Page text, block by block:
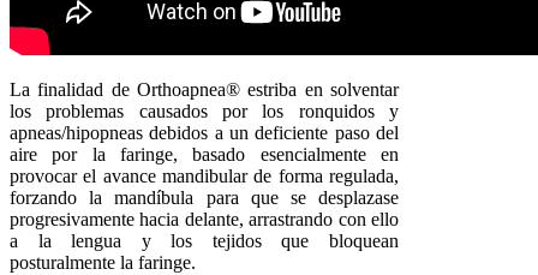
La finalidad de Orthoapnea® estriba en solventar
los problemas causados por los ronquidos y
apneas/hipopneas debidos a un deficiente paso del
aire por la faringe, basado esencialmente en
provocar el avance mandibular de forma regulada,
forzando la mandíbula para que se desplazase
progresivamente hacia delante, arrastrando con ello
a la lengua y los tejidos que bloquean
posturalmente la faringe.